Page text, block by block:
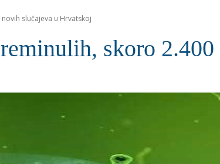
slučajeva u Hrvatskoj
skoro